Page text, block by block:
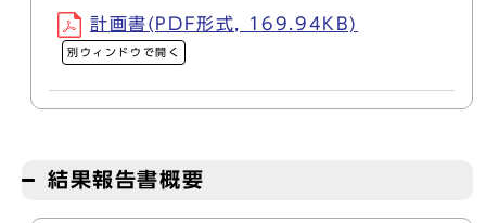
計画書(PDF形式, 169.94KB)
別ウィンドウで開く
結果報告書概要